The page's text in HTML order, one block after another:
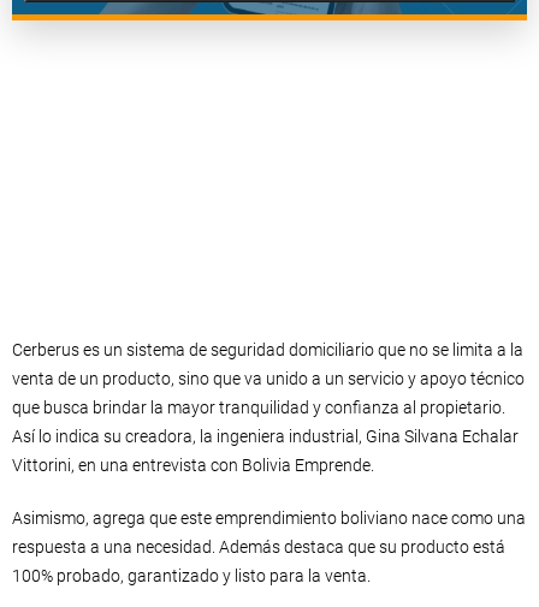
Cerberus es un sistema de seguridad domiciliario que no se limita a la
venta de un producto, sino que va unido a un servicio y apoyo técnico
que busca brindar la mayor tranquilidad y confianza al propietario.
Así lo indica su creadora, la ingeniera industrial, Gina Silvana Echalar
Vittorini, en una entrevista con Bolivia Emprende.
Asimismo, agrega que este emprendimiento boliviano nace como una
respuesta a una necesidad. Además destaca que su producto está
100% probado, garantizado y listo para la venta.